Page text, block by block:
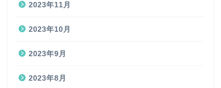
2023年11月
2023年10月
2023年9月
2023年8月